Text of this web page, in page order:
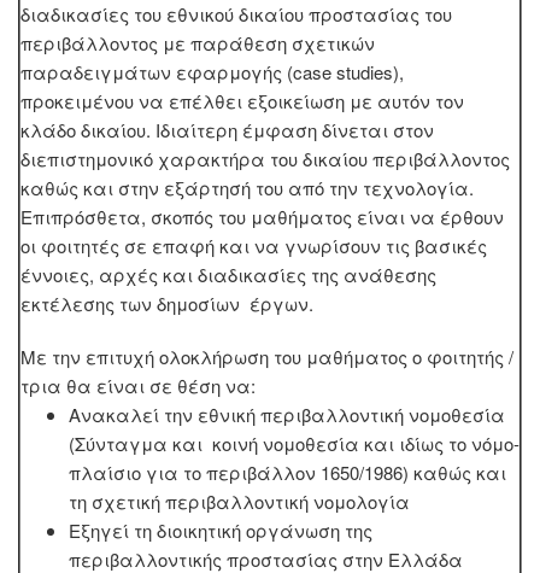
διαδικασίες του εθνικού δικαίου προστασίας του
περιβάλλοντος με παράθεση σχετικών
παραδειγμάτων εφαρμογής (case studies),
προκειμένου να επέλθει εξοικείωση με αυτόν τον
κλάδο δικαίου. Ιδιαίτερη έμφαση δίνεται στον
διεπιστημονικό χαρακτήρα του δικαίου περιβάλλοντος
καθώς και στην εξάρτησή του από την τεχνολογία.
Επιπρόσθετα, σκοπός του μαθήματος είναι να έρθουν
οι φοιτητές σε επαφή και να γνωρίσουν τις βασικές
έννοιες, αρχές και διαδικασίες της ανάθεσης
εκτέλεσης των δημοσίων έργων.
Με την επιτυχή ολοκλήρωση του μαθήματος ο φοιτητής /
τρια θα είναι σε θέση να:
Ανακαλεί την εθνική περιβαλλοντική νομοθεσία
(Σύνταγμα και κοινή νομοθεσία και ιδίως το νόμο-
πλαίσιο για το περιβάλλον 1650/1986) καθώς και
τη σχετική περιβαλλοντική νομολογία
Εξηγεί τη διοικητική οργάνωση της
περιβαλλοντικής προστασίας στην Ελλάδα